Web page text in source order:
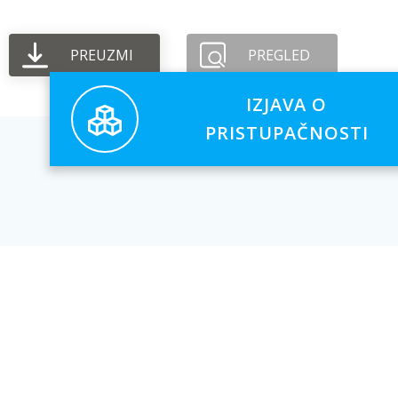
PREUZMI PREGLED
IZJAVA O
PRISTUPAČNOSTI